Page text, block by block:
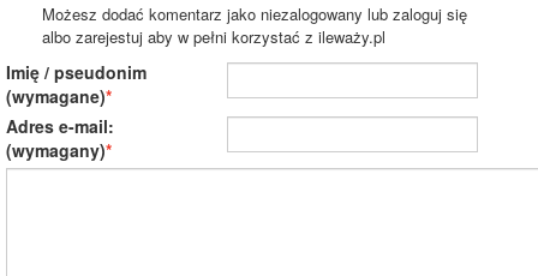
Możesz dodać komentarz jako niezalogowany lub zaloguj się
albo zarejestuj aby w pełni korzystać z ileważy.pl
Imię / pseudonim
(wymagane)
Adres e-mail:
(wymagany)